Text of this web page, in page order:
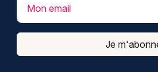
Mon email
Je